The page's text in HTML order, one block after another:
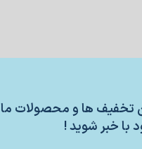
تخفیف ها و محصولات ما
با خبر شوید !